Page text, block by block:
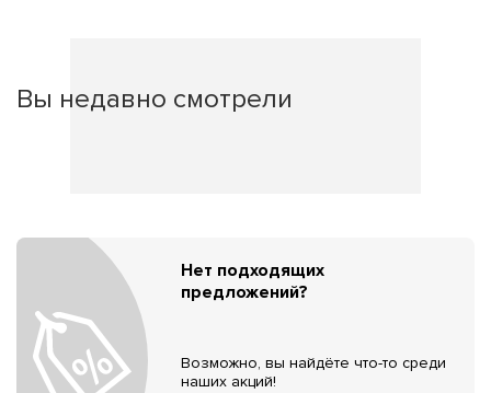
Вы недавно смотрели
Нет подходящих
предложений?
Возможно, вы найдёте что-то среди
наших акций!